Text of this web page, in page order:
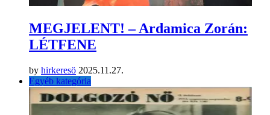
MEGJELENT! – Ardamica Zorán:
LÉTFENE
by hirkeresö 2025.11.27.
Egyéb kategória